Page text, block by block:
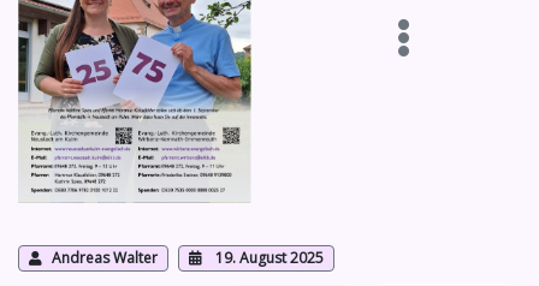
Andreas Walter
19. August 2025